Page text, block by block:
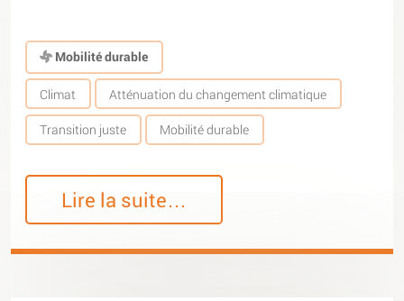
Mobilité durable
Climat Atténuation du changement climatique
Transition juste Mobilité durable
Lire la suite…